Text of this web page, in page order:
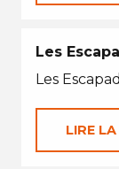
Les
Les
LIRE